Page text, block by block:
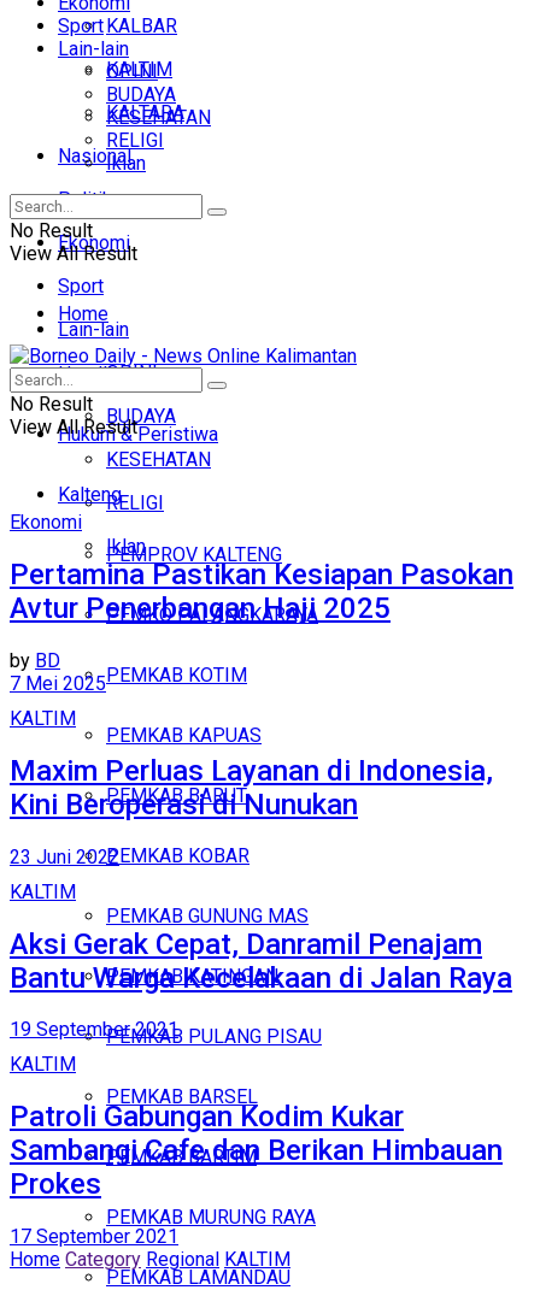
KALBAR
KALTIM
KALTARA
Nasional
Politik
Ekonomi
Sport
Lain-lain
OPINI
BUDAYA
KESEHATAN
RELIGI
Iklan
Jumat, Agustus 7, 2026
Sport
Lain-lain
OPINI
BUDAYA
KESEHATAN
RELIGI
Iklan
No Result
View All Result
Home
Headline
Hukum & Peristiwa
Kalteng
PEMPROV KALTENG
PEMKO PALANGKARAYA
PEMKAB KOTIM
PEMKAB KAPUAS
PEMKAB BARUT
PEMKAB KOBAR
PEMKAB GUNUNG MAS
PEMKAB KATINGAN
PEMKAB PULANG PISAU
PEMKAB BARSEL
PEMKAB BARTIM
PEMKAB MURUNG RAYA
PEMKAB LAMANDAU
No Result
View All Result
Ekonomi
Pertamina Pastikan Kesiapan Pasokan
Avtur Penerbangan Haji 2025
by BD
7 Mei 2025
KALTIM
Maxim Perluas Layanan di Indonesia,
Kini Beroperasi di Nunukan
23 Juni 2022
KALTIM
Aksi Gerak Cepat, Danramil Penajam
Bantu Warga Kecelakaan di Jalan Raya
19 September 2021
KALTIM
Patroli Gabungan Kodim Kukar
Sambangi Cafe dan Berikan Himbauan
Prokes
17 September 2021
Home Category Regional KALTIM